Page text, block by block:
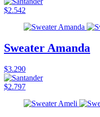
$2.542
Sweater Amanda
$3.290
$2.797